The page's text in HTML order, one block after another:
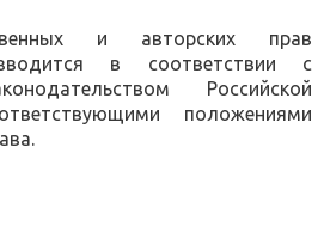
и авторских прав
в соответствии с
Российской
положениями